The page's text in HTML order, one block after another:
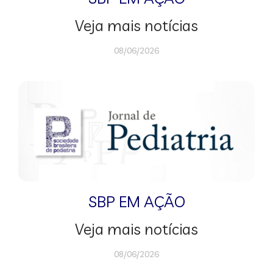
Veja mais notícias
08/06/2026
SBP EM AÇÃO
Veja mais notícias
08/06/2026